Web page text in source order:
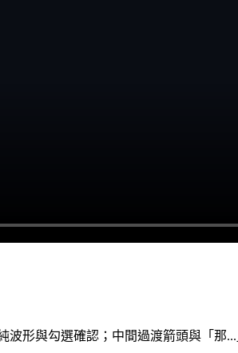
形與勾選確認；中間過渡箭頭與「